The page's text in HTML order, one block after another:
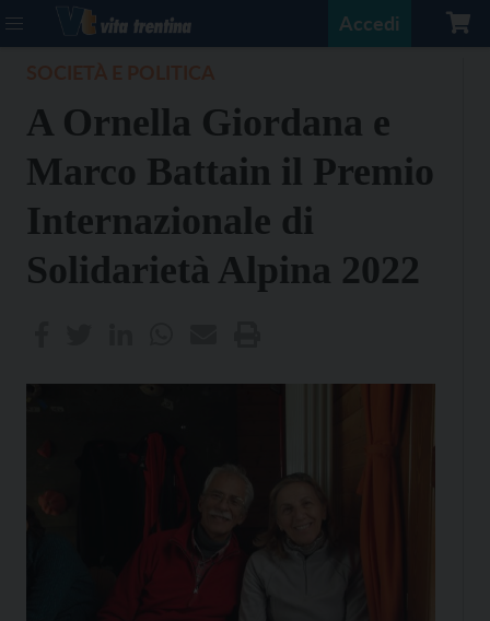
Accedi
A Ornella Giordana e
Marco Battain il Premio
Internazionale di
Solidarietà Alpina 2022